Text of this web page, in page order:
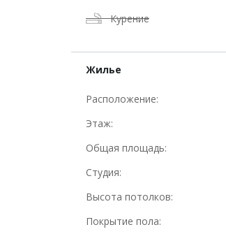
Курение
Жилье
Расположение:
Этаж:
Общая площадь:
Студия:
Высота потолков:
Покрытие пола: